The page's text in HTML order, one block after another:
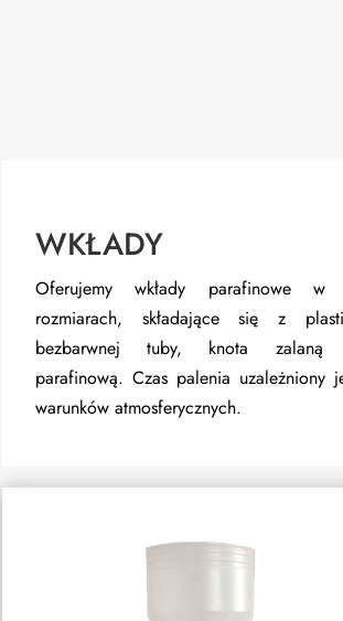
WKŁADY
Oferujemy wkłady parafinowe w
rozmiarach, składające się z
bezbarwnej tuby, knota zalaną
parafinową. Czas palenia uzależniony
warunków atmosferycznych.